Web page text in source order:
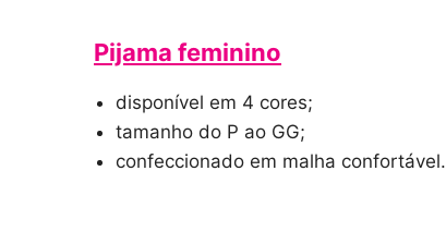
Pijama feminino
disponível em 4 cores;
tamanho do P ao GG;
confeccionado em malha confortável.